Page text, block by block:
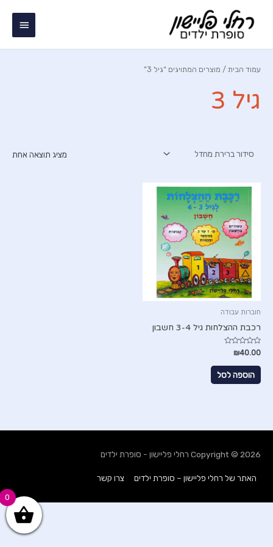
תפריט
עמוד הבית / מוצרים המתויגים “גיל 3”
גיל 3
מציג תוצאה אחת
חוברות עבודה
רכבת ההצלחות גיל 3-4 חשבון
דורג
0
מתוך
₪40.00
הוספה לסל
Copyright © 2026 רחלי פליישון - סופרת ילדים
האתר של רחלי פליישון – סופרת ילדים צרו קשר
0